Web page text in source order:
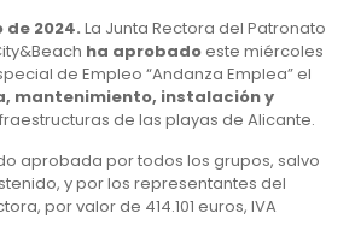
de 2024.La Junta Rectora del Patronato
ha aprobadoeste miércoles
de Empleo “Andanza Emplea” el
mantenimiento, instalación y
de las playas de Alicante.
aprobada por todos los grupos, salvo
y por los representantes del
por valor de 414.101 euros, IVA